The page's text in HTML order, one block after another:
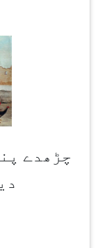
چڑھدے